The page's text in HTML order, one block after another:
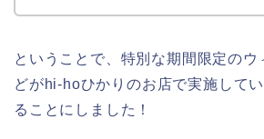
ということで、特別な期間限定のウ
どがhi-hoひかりのお店で実施して
ることにしました！